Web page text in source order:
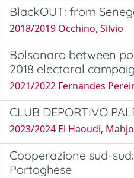
BlackOUT: from
2018/2019 Occhino, Silvio
Bolsonaro between
2018 electoral
2021/2022 Fernandes
CLUB DEPORTIVO
2023/2024 El Haoudi,
Cooperazione sud-
Portoghese